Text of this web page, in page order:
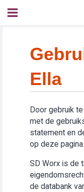
Ella
Door gebruik
met de
statement en
op deze pagina.
SD Worx is de
de databank